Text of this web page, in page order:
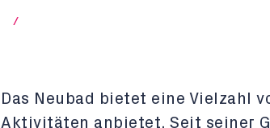
/
Das Neubad bietet eine Vielzahl
Aktivitäten anbietet. Seit seiner